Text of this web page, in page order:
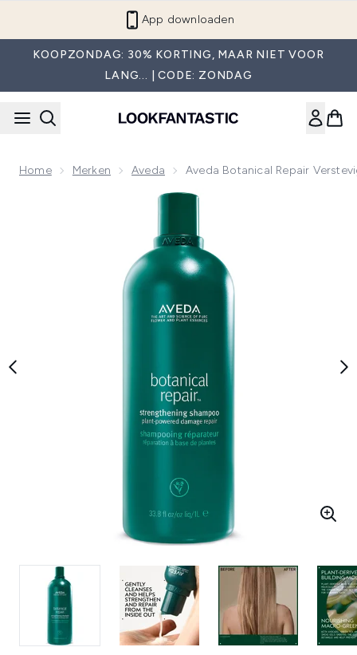
App downloaden
KOOPZONDAG: 30% KORTING, MAAR NIET VOOR
LANG... | CODE: ZONDAG
Home Merken Aveda Aveda Botanical Repair
Now showing image 1 Aveda Botanical Repair